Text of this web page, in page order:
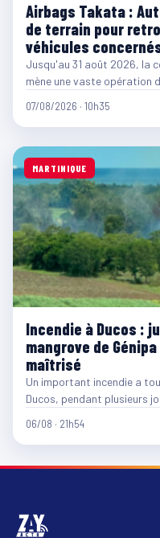
Airbags Takata :
de terrain pour
véhicules
Jusqu'au 31 août 2026, la
mène une vaste opération
07/08/2026 · 10h35
MARTINIQUE
Incendie à Ducos :
mangrove de
maîtrisé
Un important incendie a
Ducos, pendant plusieurs
06/08 · 21h54